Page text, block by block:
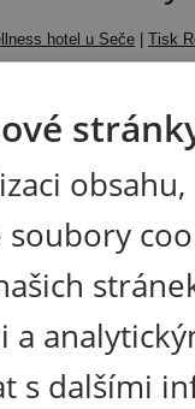
hotel u Seče Tisk
soubory
a
s dalšími